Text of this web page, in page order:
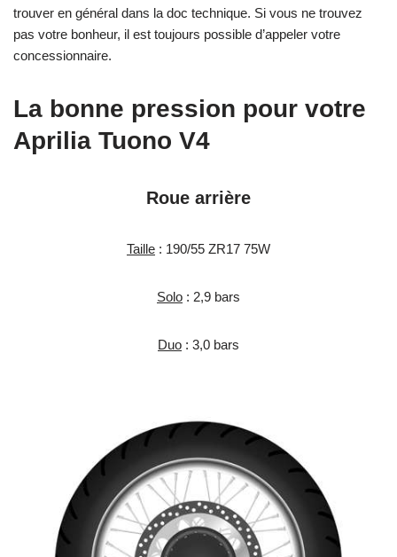
trouver en général dans la doc technique. Si vous ne trouvez
pas votre bonheur, il est toujours possible d’appeler votre
concessionnaire.
La bonne pression pour votre
Aprilia Tuono V4
Roue arrière
Taille : 190/55 ZR17 75W
Solo : 2,9 bars
Duo : 3,0 bars